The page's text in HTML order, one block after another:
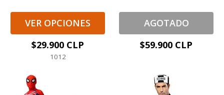
VER OPCIONES
$29.900 CLP
1012
AGOTADO
$59.900 CLP